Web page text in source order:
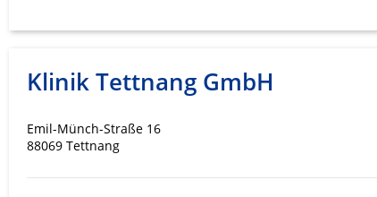
Klinik Tettnang GmbH
Emil-Münch-Straße 16
88069 Tettnang